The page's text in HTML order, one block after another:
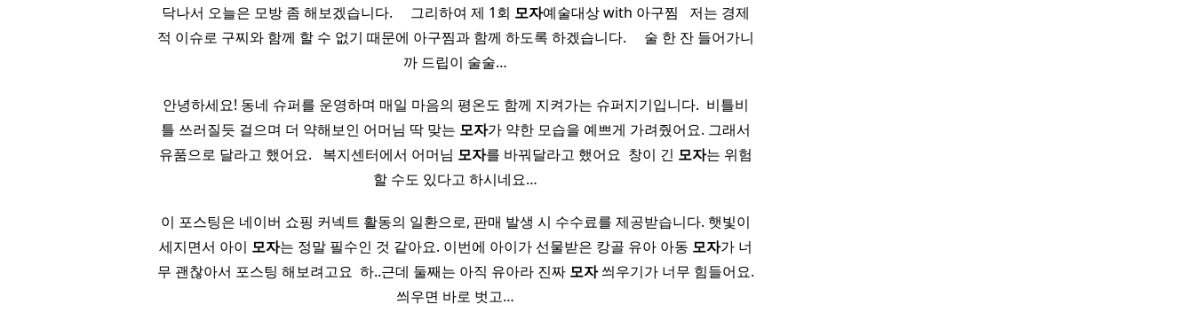
닥나서 오늘은 모방 좀 해보겠습니다. ​ ​ ​ ​ 그리하여 제 1회 모자예술대상 with 아구찜 ​ ​ 저는 경제
적 이슈로 구찌와 함께 할 수 없기 때문에 아구찜과 함께 하도록 하겠습니다. ​ ​ ​ ​ 술 한 잔 들어가니
까 드립이 술술…
안녕하세요! 동네 슈퍼를 운영하며 매일 마음의 평온도 함께 지켜가는 슈퍼지기입니다. ​ 비틀비
틀 쓰러질듯 걸으며 더 약해보인 어머님 딱 맞는 모자가 약한 모습을 예쁘게 가려줬어요. 그래서
유품으로 달라고 했어요. ​ ​ 복지센터에서 어머님 모자를 바꿔달라고 했어요 ​ 창이 긴 모자는 위험
할 수도 있다고 하시네요…
이 포스팅은 네이버 쇼핑 커넥트 활동의 일환으로, 판매 발생 시 수수료를 제공받습니다. 햇빛이
세지면서 아이 모자는 정말 필수인 것 같아요. 이번에 아이가 선물받은 캉골 유아 아동 모자가 너
무 괜찮아서 포스팅 해보려고요 ​ 하..근데 둘째는 아직 유아라 진짜 모자씌우기가 너무 힘들어요.
씌우면 바로 벗고…